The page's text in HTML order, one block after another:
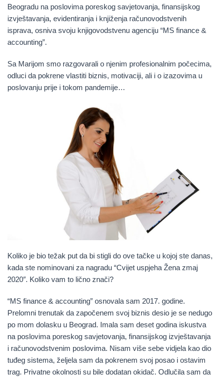
Beogradu na poslovima poreskog savjetovanja, finansijskog
izvještavanja, evidentiranja i knjiženja računovodstvenih
isprava, osniva svoju knjigovodstvenu agenciju “MS finance &
accounting”.
Sa Marijom smo razgovarali o njenim profesionalnim počecima,
odluci da pokrene vlastiti biznis, motivaciji, ali i o izazovima u
poslovanju prije i tokom pandemije…
Koliko je bio težak put da bi stigli do ove tačke u kojoj ste danas,
kada ste nominovani za nagradu “Cvijet uspjeha Žena zmaj
2020″. Koliko vam to lično znači?
“MS finance & accounting” osnovala sam 2017. godine.
Prelomni trenutak da započenem svoj biznis desio je se nedugo
po mom dolasku u Beograd. Imala sam deset godina iskustva
na poslovima poreskog savjetovanja, finansijskog izvještavanja
i računovodstvenim poslovima. Nisam više sebe vidjela kao dio
tuđeg sistema, željela sam da pokrenem svoj posao i ostavim
trag. Privatne okolnosti su bile dodatan okidač. Odlučila sam da